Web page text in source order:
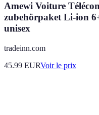
Amewi Voiture
zubehörpaket Li-ion
unisex
tradeinn.com
45.99 EURVoir le prix